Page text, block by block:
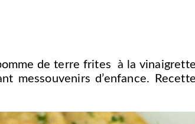
de terre frites à la vinaigrette
messouvenirs d’enfance. Recette